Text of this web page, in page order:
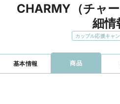
CHARMY（チャ
細情
カップル応援キャ
基本情報 商品